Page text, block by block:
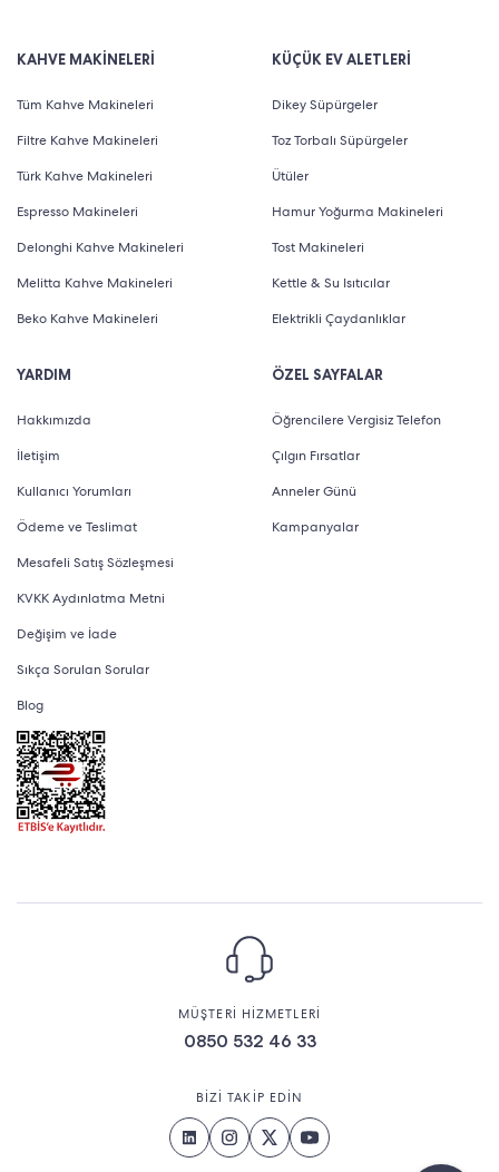
KAHVE MAKİNELERİ
Tüm Kahve Makineleri
Filtre Kahve Makineleri
Türk Kahve Makineleri
Espresso Makineleri
Delonghi Kahve Makineleri
Melitta Kahve Makineleri
Beko Kahve Makineleri
YARDIM
Hakkımızda
İletişim
Kullanıcı Yorumları
Ödeme ve Teslimat
Mesafeli Satış Sözleşmesi
KVKK Aydınlatma Metni
Değişim ve İade
Sıkça Sorulan Sorular
Blog
KÜÇÜK EV ALETLERİ
Dikey Süpürgeler
Toz Torbalı Süpürgeler
Ütüler
Hamur Yoğurma Makineleri
Tost Makineleri
Kettle & Su Isıtıcılar
Elektrikli Çaydanlıklar
ÖZEL SAYFALAR
Öğrencilere Vergisiz Telefon
Çılgın Fırsatlar
Anneler Günü
Kampanyalar
MÜŞTERİ HİZMETLERİ
0850 532 46 33
BİZİ TAKİP EDİN